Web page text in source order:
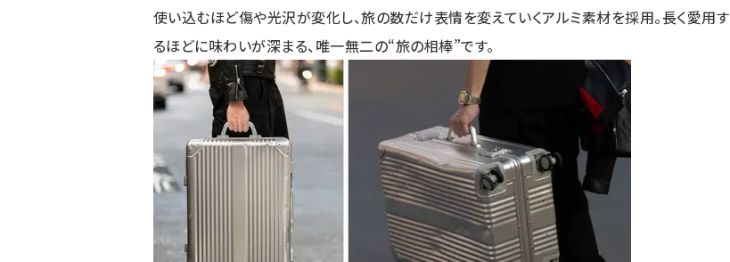
使い込むほど傷や光沢が変化し、旅の数だけ表情を変えていくアルミ素材を採用。長く愛用す
るほどに味わいが深まる、唯一無二の“旅の相棒”です。